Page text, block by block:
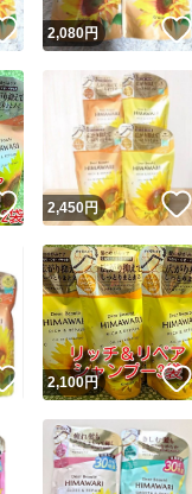
いいね！
2,080円
いいね！
2,450円
いいね！
2,100円